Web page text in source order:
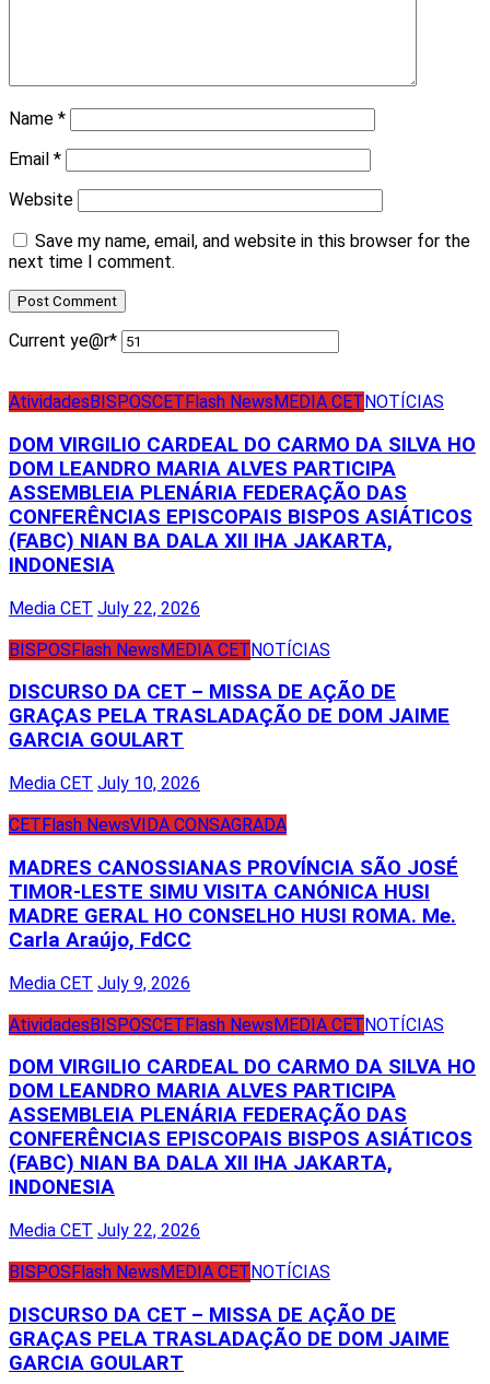
Name *
Email *
Website
Save my name, email, and website in this browser for the
next time I comment.
Current ye@r*
Atividades BISPOSCET Flash News MEDIA CET NOTÍCIAS
DOM VIRGILIO CARDEAL DO CARMO DA SILVA HO
DOM LEANDRO MARIA ALVES PARTICIPA
ASSEMBLEIA PLENÁRIA FEDERAÇÃO DAS
CONFERÊNCIAS EPISCOPAIS BISPOS ASIÁTICOS
(FABC) NIAN BA DALA XII IHA JAKARTA,
INDONESIA
Media CET July 22, 2026
BISPOSFlash NewsMEDIA CETNOTÍCIAS
DISCURSO DA CET – MISSA DE AÇÃO DE
GRAÇAS PELA TRASLADAÇÃO DE DOM JAIME
GARCIA GOULART
Media CET July 10, 2026
CETFlash NewsVIDA CONSAGRADA
MADRES CANOSSIANAS PROVÍNCIA SÃO JOSÉ
TIMOR-LESTE SIMU VISITA CANÓNICA HUSI
MADRE GERAL HO CONSELHO HUSI ROMA. Me.
Carla Araújo, FdCC
Media CET July 9, 2026
AtividadesBISPOSCETFlash NewsMEDIA CETNOTÍCIAS
DOM VIRGILIO CARDEAL DO CARMO DA SILVA HO
DOM LEANDRO MARIA ALVES PARTICIPA
ASSEMBLEIA PLENÁRIA FEDERAÇÃO DAS
CONFERÊNCIAS EPISCOPAIS BISPOS ASIÁTICOS
(FABC) NIAN BA DALA XII IHA JAKARTA,
INDONESIA
Media CET July 22, 2026
BISPOSFlash NewsMEDIA CETNOTÍCIAS
DISCURSO DA CET – MISSA DE AÇÃO DE
GRAÇAS PELA TRASLADAÇÃO DE DOM JAIME
GARCIA GOULART